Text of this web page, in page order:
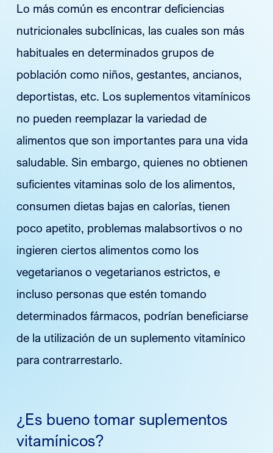
Lo más común es encontrar deficiencias
nutricionales subclínicas, las cuales son más
habituales en determinados grupos de
población como niños, gestantes, ancianos,
deportistas, etc. Los suplementos vitamínicos
no pueden reemplazar la variedad de
alimentos que son importantes para una vida
saludable. Sin embargo, quienes no obtienen
suficientes vitaminas solo de los alimentos,
consumen dietas bajas en calorías, tienen
poco apetito, problemas malabsortivos o no
ingieren ciertos alimentos como los
vegetarianos o vegetarianos estrictos, e
incluso personas que estén tomando
determinados fármacos, podrían beneficiarse
de la utilización de un suplemento vitamínico
para contrarrestarlo.
¿Es bueno tomar suplementos
vitamínicos?